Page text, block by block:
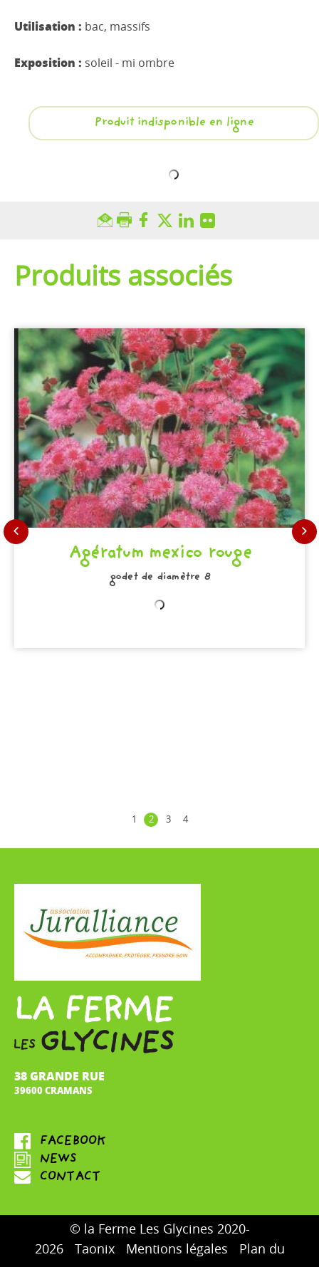
Utilisation : bac, massifs
Exposition : soleil - mi ombre
Produit indisponible en ligne
Produits associés
Agératum mexico rouge
godet de diamètre 8
1 2 3 4
38 GRANDE RUE
39600 CRAMANS
© la Ferme Les Glycines 2020-
2026
Taonix Mentions légales Plan du